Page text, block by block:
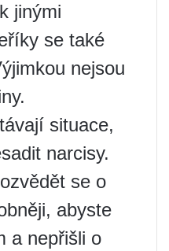
jinými
se také
nejsou
situace,
narcisy.
se o
abyste
a nepřišli o